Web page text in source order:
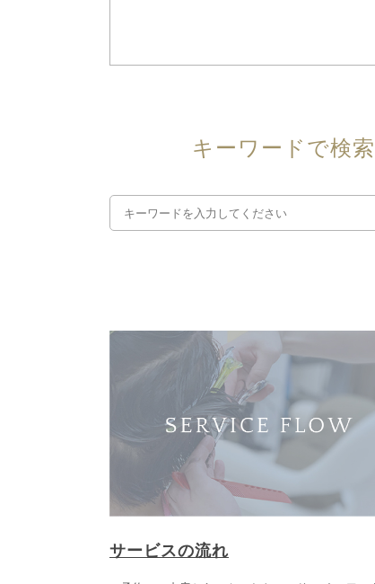
キーワードで検
サービスの流れ